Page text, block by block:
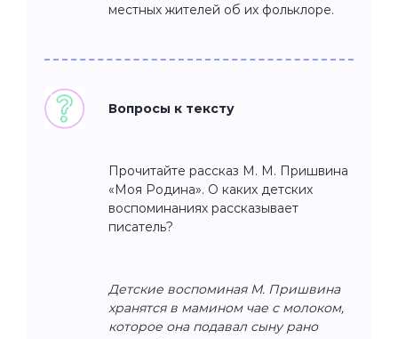
местных жителей об их фольклоре.
Вопросы к тексту
Прочитайте рассказ М. М. Пришвина
«Моя Родина». О каких детских
воспоминаниях рассказывает
писатель?
Детские воспоминая М. Пришвина
хранятся в мамином чае с молоком,
которое она подавал сыну рано